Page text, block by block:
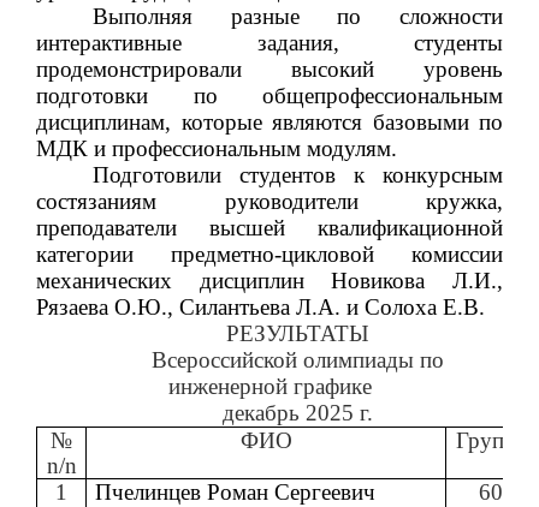
Выполняя разные по сложности
интерактивные задания, студенты
продемонстрировали высокий уровень
подготовки по общепрофессиональным
дисциплинам, которые являются базовыми по
МДК и профессиональным модулям.
Подготовили студентов к конкурсным
состязаниям руководители кружка,
преподаватели высшей квалификационной
категории предметно-цикловой комиссии
механических дисциплин Новикова Л.И.,
Рязаева О.Ю., Силантьева Л.А. и Солоха Е.В.
РЕЗУЛЬТАТЫ
Всероссийской олимпиады по
инженерной графике
декабрь 2025 г.
№
n/n
ФИО Группа
1 Пчелинцев Роман Сергеевич
60